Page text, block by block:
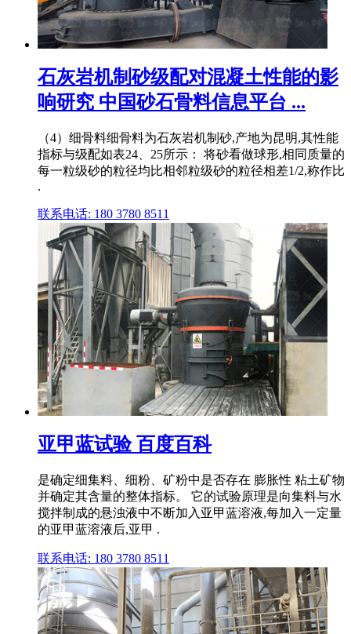
石灰岩机制砂级配对混凝土性能的影
响研究 中国砂石骨料信息平台 ...
（4）细骨料细骨料为石灰岩机制砂,产地为昆明,其性能
指标与级配如表24、25所示： 将砂看做球形,相同质量的
每一粒级砂的粒径均比相邻粒级砂的粒径相差1/2,称作比
.
联系电话: 180 3780 8511
亚甲蓝试验 百度百科
是确定细集料、细粉、矿粉中是否存在 膨胀性 粘土矿物
并确定其含量的整体指标。 它的试验原理是向集料与水
搅拌制成的悬浊液中不断加入亚甲蓝溶液,每加入一定量
的亚甲蓝溶液后,亚甲 .
联系电话: 180 3780 8511